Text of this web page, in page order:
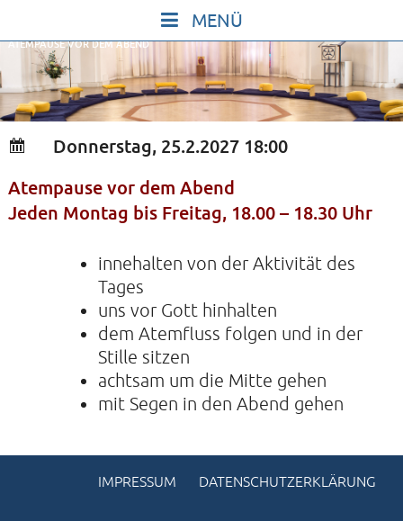
content
START
IN STILLE SEIN
SINGEN UND SCHWEIGEN
BEWEGEN UND TANZEN
GOTT UND DAS LEBEN FEIERN
HEILKRAFT DES KÖRPERS
STILLE UND SPIEL FÜR KINDER UND
JUGENDLICHE
VORTRÄGE
ALLE TERMINE
KONTAKTE
SO KOMMEN SIE ZU UNS
ATEMPAUSE VOR DEM ABEND
Donnerstag, 25.2.2027 18:00
Atempause vor dem Abend
Jeden Montag bis Freitag, 18.00 – 18.30 Uhr
innehalten von der Aktivität des
Tages
uns vor Gott hinhalten
dem Atemfluss folgen und in der
Stille sitzen
achtsam um die Mitte gehen
mit Segen in den Abend gehen
IMPRESSUM DATENSCHUTZERKLÄRUNG